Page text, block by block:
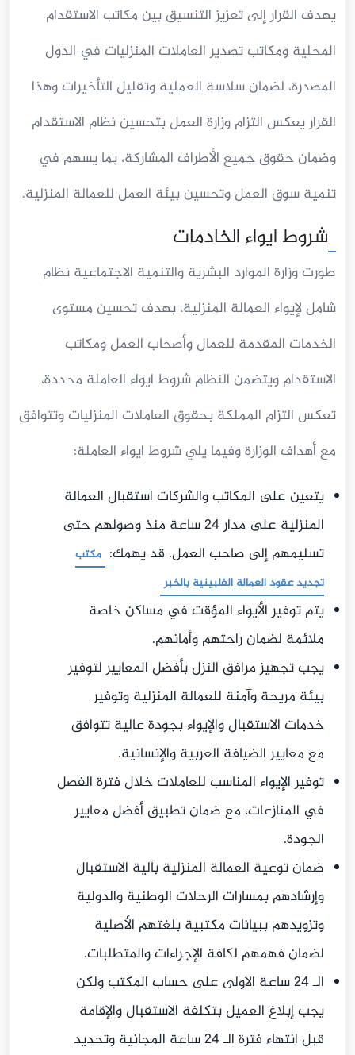
يهدف القرار إلى تعزيز التنسيق بين مكاتب الاستقدام
المحلية ومكاتب تصدير العاملات المنزليات في الدول
المصدرة، لضمان سلاسة العملية وتقليل التأخيرات وهذا
القرار يعكس التزام وزارة العمل بتحسين نظام الاستقدام
وضمان حقوق جميع الأطراف المشاركة، بما يسهم في
تنمية سوق العمل وتحسين بيئة العمل للعمالة المنزلية.
شروط ايواء الخادمات
طورت وزارة الموارد البشرية والتنمية الاجتماعية نظام
شامل لإيواء العمالة المنزلية، بهدف تحسين مستوى
الخدمات المقدمة للعمال وأصحاب العمل ومكاتب
الاستقدام ويتضمن النظام شروط ايواء العاملة محددة،
تعكس التزام المملكة بحقوق العاملات المنزليات وتتوافق
مع أهداف الوزارة وفيما يلي شروط ايواء العاملة:
يتعين على المكاتب والشركات استقبال العمالة
المنزلية على مدار 24 ساعة منذ وصولهم حتى
تسليمهم إلى صاحب العمل. قد يهمك: مكتب
تجديد عقود العمالة الفلبينية بالخبر
يتم توفير الأيواء المؤقت في مساكن خاصة
ملائمة لضمان راحتهم وأمانهم.
يجب تجهيز مرافق النزل بأفضل المعايير لتوفير
بيئة مريحة وآمنة للعمالة المنزلية وتوفير
خدمات الاستقبال والإيواء بجودة عالية تتوافق
مع معايير الضيافة العربية والإنسانية.
توفير الإيواء المناسب للعاملات خلال فترة الفصل
في المنازعات، مع ضمان تطبيق أفضل معايير
الجودة.
ضمان توعية العمالة المنزلية بآلية الاستقبال
وإرشادهم بمسارات الرحلات الوطنية والدولية
وتزويدهم ببيانات مكتبية بلغتهم الأصلية
لضمان فهمهم لكافة الإجراءات والمتطلبات.
الـ 24 ساعة الاولى على حساب المكتب ولكن
يجب إبلاغ العميل بتكلفة الاستقبال والإقامة
قبل انتهاء فترة الـ 24 ساعة المجانية وتحديد